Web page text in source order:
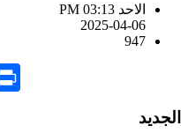
الاحد PM 03:13
2025-04-06
947
Print